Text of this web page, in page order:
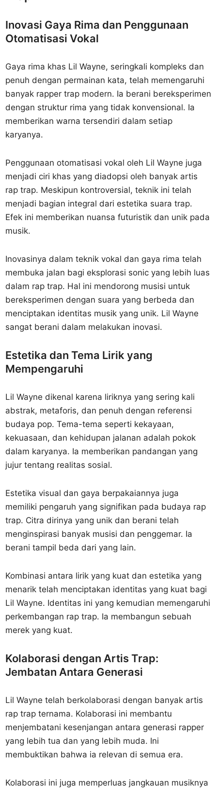
Inovasi Gaya Rima dan Penggunaan
Otomatisasi Vokal
Gaya rima khas Lil Wayne, seringkali kompleks dan
penuh dengan permainan kata, telah memengaruhi
banyak rapper trap modern. Ia berani bereksperimen
dengan struktur rima yang tidak konvensional. Ia
memberikan warna tersendiri dalam setiap
karyanya.
Penggunaan otomatisasi vokal oleh Lil Wayne juga
menjadi ciri khas yang diadopsi oleh banyak artis
rap trap. Meskipun kontroversial, teknik ini telah
menjadi bagian integral dari estetika suara trap.
Efek ini memberikan nuansa futuristik dan unik pada
musik.
Inovasinya dalam teknik vokal dan gaya rima telah
membuka jalan bagi eksplorasi sonic yang lebih luas
dalam rap trap. Hal ini mendorong musisi untuk
bereksperimen dengan suara yang berbeda dan
menciptakan identitas musik yang unik. Lil Wayne
sangat berani dalam melakukan inovasi.
Estetika dan Tema Lirik yang
Mempengaruhi
Lil Wayne dikenal karena liriknya yang sering kali
abstrak, metaforis, dan penuh dengan referensi
budaya pop. Tema-tema seperti kekayaan,
kekuasaan, dan kehidupan jalanan adalah pokok
dalam karyanya. Ia memberikan pandangan yang
jujur tentang realitas sosial.
Estetika visual dan gaya berpakaiannya juga
memiliki pengaruh yang signifikan pada budaya rap
trap. Citra dirinya yang unik dan berani telah
menginspirasi banyak musisi dan penggemar. Ia
berani tampil beda dari yang lain.
Kombinasi antara lirik yang kuat dan estetika yang
menarik telah menciptakan identitas yang kuat bagi
Lil Wayne. Identitas ini yang kemudian memengaruhi
perkembangan rap trap. Ia membangun sebuah
merek yang kuat.
Kolaborasi dengan Artis Trap:
Jembatan Antara Generasi
Lil Wayne telah berkolaborasi dengan banyak artis
rap trap ternama. Kolaborasi ini membantu
menjembatani kesenjangan antara generasi rapper
yang lebih tua dan yang lebih muda. Ini
membuktikan bahwa ia relevan di semua era.
Kolaborasi ini juga memperluas jangkauan musiknya